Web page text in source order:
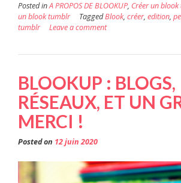
Posted inA PROPOS DE BLOOKUP, Créer un
un blook tumblr
TaggedBlook, créer, edition,
tumblr
Leave a comment
BLOOKUP : BLOGS,
RÉSEAUX, ET UN
MERCI !
Posted on 12 juin 2020